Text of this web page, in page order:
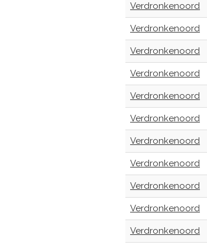
Verdronkenoord
Verdronkenoord
Verdronkenoord
Verdronkenoord
Verdronkenoord
Verdronkenoord
Verdronkenoord
Verdronkenoord
Verdronkenoord
Verdronkenoord
Verdronkenoord